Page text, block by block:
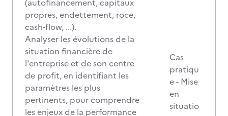
(autofinancement, capitaux
propres, endettement, roce,
cash-flow, ...).
Analyser les évolutions de la
situation financière de
l'entreprise et de son centre
de profit, en identifiant les
paramètres les plus
pertinents, pour comprendre
les enjeux de la performance
Cas
pratiqu
e - Mise
en
situatio